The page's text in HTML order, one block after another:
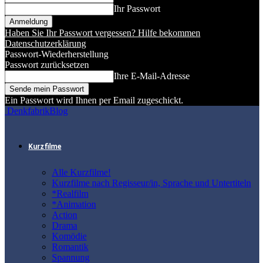
Ihr Passwort
Haben Sie Ihr Passwort vergessen? Hilfe bekommen
Datenschutzerklärung
Passwort-Wiederherstellung
Passwort zurücksetzen
Ihre E-Mail-Adresse
Ein Passwort wird Ihnen per Email zugeschickt.
DenkfabrikBlog
Kurzfilme
Alle Kurzfilme!
Kurzfilme nach Regisseur/in, Sprache und Untertiteln
*Realfilm
*Animation
Action
Drama
Komödie
Romantik
Spannung